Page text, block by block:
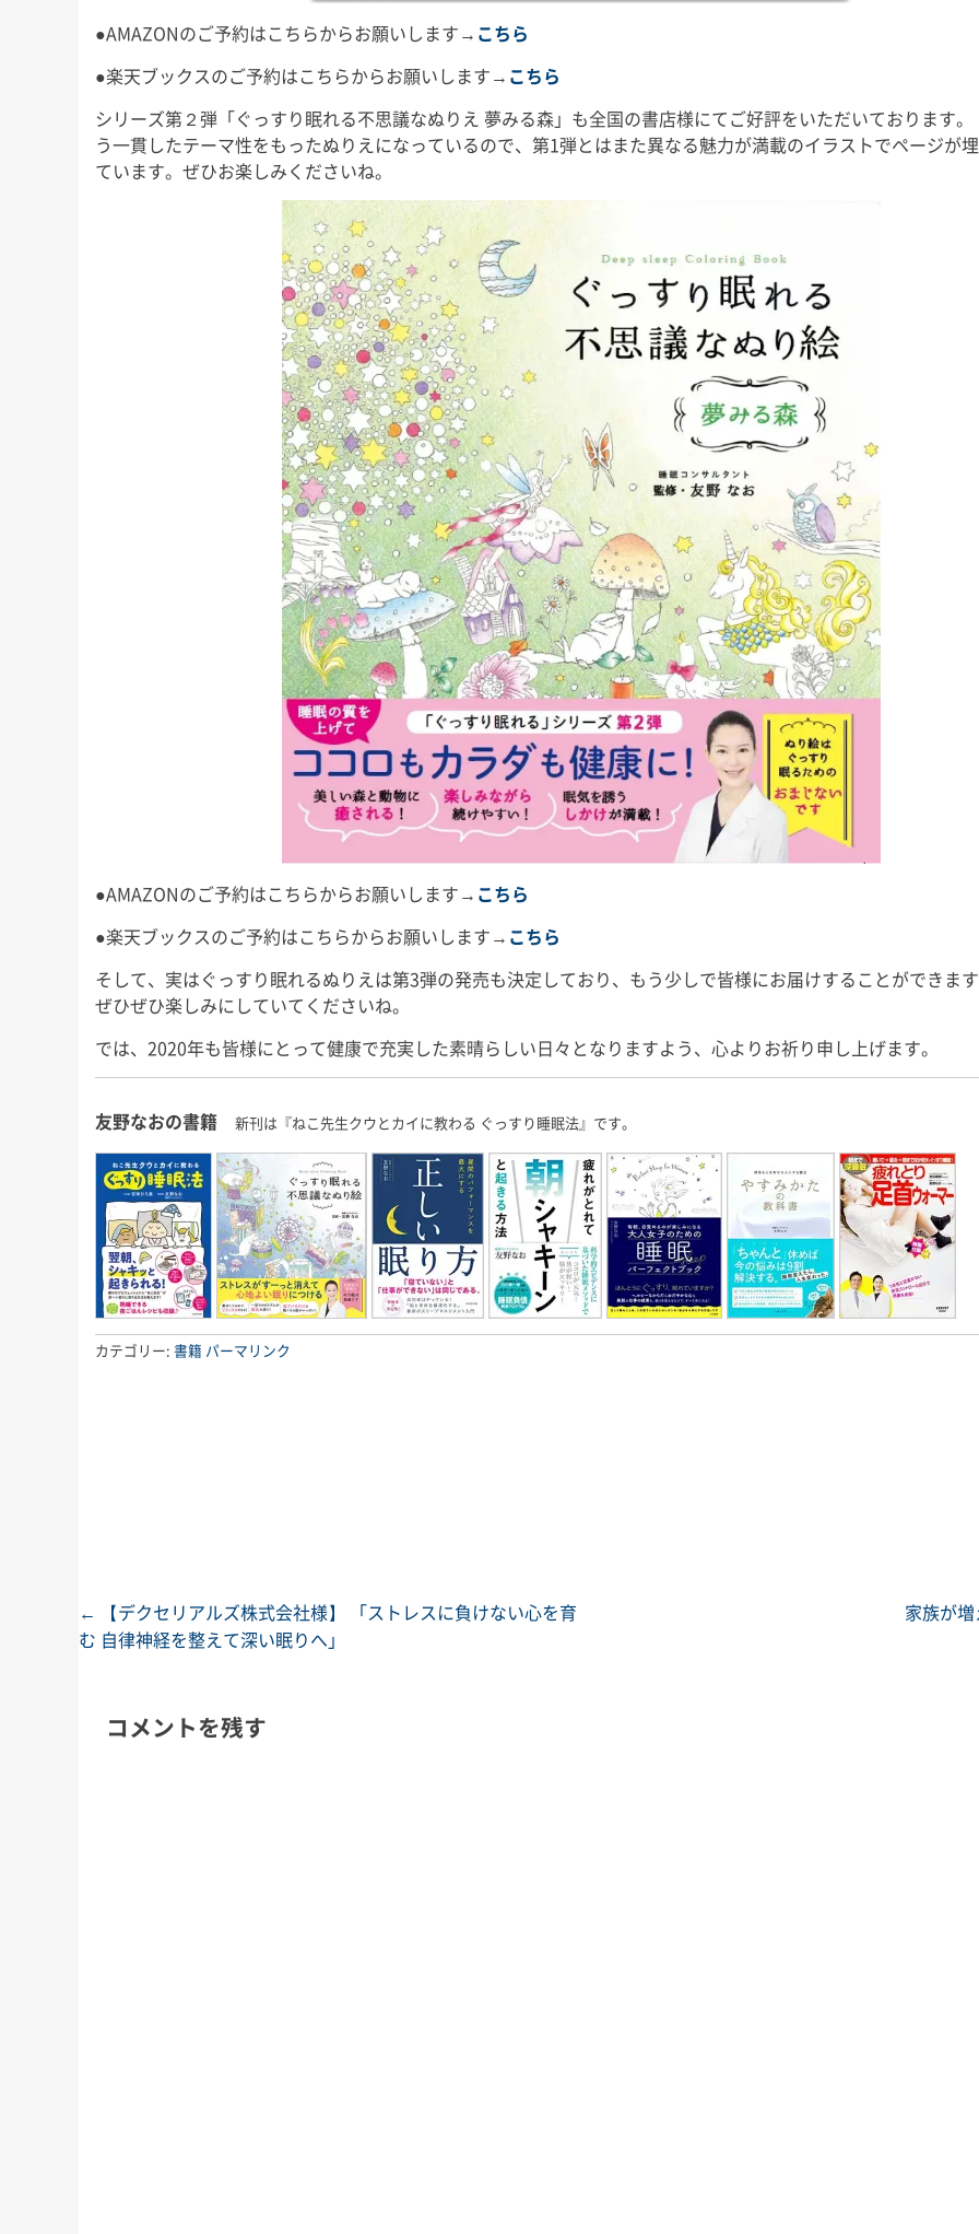
●AMAZONのご予約はこちらからお願いします→ こちら
●楽天ブックスのご予約はこちらからお願いします→ こちら
シリーズ第２弾「ぐっすり眠れる不思議なぬりえ 夢みる森」も全国の書店様にてご好評をいただいております
う一貫したテーマ性をもったぬりえになっているので、第1弾とはまた異なる魅力が満載のイラストでページが
ています。ぜひお楽しみくださいね。
●AMAZONのご予約はこちらからお願いします→ こちら
●楽天ブックスのご予約はこちらからお願いします→ こちら
そして、実はぐっすり眠れるぬりえは第3弾の発売も決定しており、もう少しで皆様にお届けすることができま
ぜひぜひ楽しみにしていてくださいね。
では、2020年も皆様にとって健康で充実した素晴らしい日々となりますよう、心よりお祈り申し上げます。
友野なおの書籍 新刊は『ねこ先生クウとカイに教わる ぐっすり睡眠法』です。
カテゴリー: 書籍 パーマリンク
投稿ナビゲーション
←
【デクセリアルズ株式会社様】 「ストレスに負けない心を育
む 自律神経を整えて深い眠りへ」
家族が
コメントを残す